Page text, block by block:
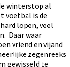
winterstop al
voetbal is de
lopen, veel
Daar waar
vriend en vijand
zegenreeks
gewisseld te